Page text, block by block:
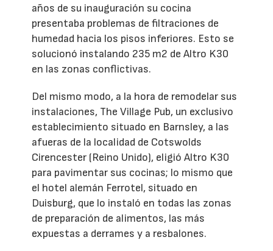
años de su inauguración su cocina
presentaba problemas de filtraciones de
humedad hacia los pisos inferiores. Esto se
solucionó instalando 235 m2 de Altro K30
en las zonas conflictivas.
Del mismo modo, a la hora de remodelar sus
instalaciones, The Village Pub, un exclusivo
establecimiento situado en Barnsley, a las
afueras de la localidad de Cotswolds
Cirencester (Reino Unido), eligió Altro K30
para pavimentar sus cocinas; lo mismo que
el hotel alemán Ferrotel, situado en
Duisburg, que lo instaló en todas las zonas
de preparación de alimentos, las más
expuestas a derrames y a resbalones.